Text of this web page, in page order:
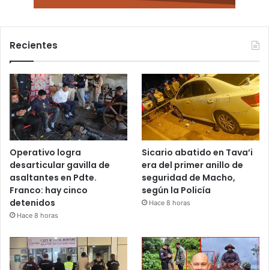
Recientes
Operativo logra
desarticular gavilla de
asaltantes en Pdte.
Franco: hay cinco
detenidos
Hace 8 horas
Sicario abatido en Tava’i
era del primer anillo de
seguridad de Macho,
según la Policía
Hace 8 horas